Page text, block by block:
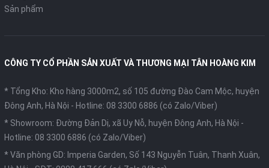
Sản phẩm
CÔNG TY CỔ PHẦN SẢN XUẤT VÀ THƯƠNG MẠI TÂN HOÀNG KIM
* Tổng Kho: Kho hàng 3000m2, số 105 đường Đào Cam Mộc, huyện
Đông Anh, Hà Nội - Hotline: 08 3300 6886 (có Zalo/Viber)
* Showroom: Đường Đản Dị, xã Uy Nỗ, huyện Đông Anh, Hà Nội -
Hotline: 08 3300 6886 (có Zalo/Viber)
* Văn phòng GD: Imperia Garden, Số 143 Nguyễn Tuân, Thanh Xuân,